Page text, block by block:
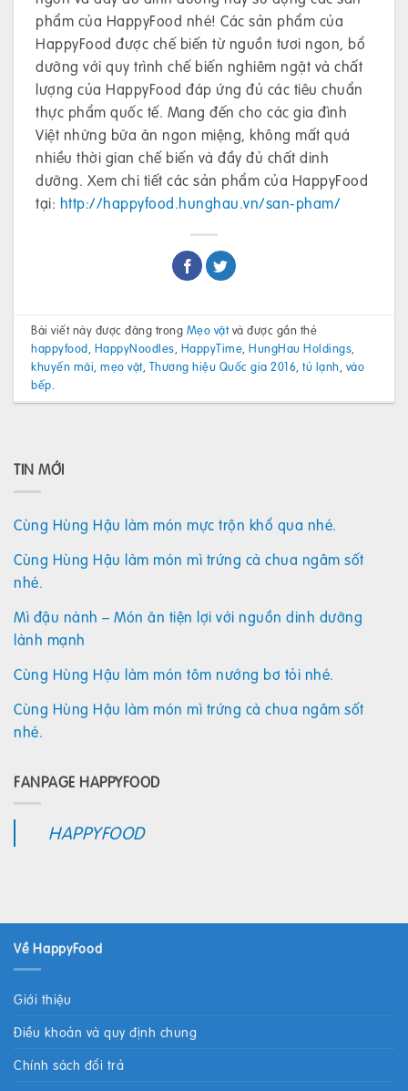
phẩm của HappyFood nhé! Các sản phẩm của
HappyFood được chế biến từ nguồn tươi ngon, bổ
dưỡng với quy trình chế biến nghiêm ngặt và chất
lượng của HappyFood đáp ứng đủ các tiêu chuẩn
thực phẩm quốc tế. Mang đến cho các gia đình
Việt những bữa ăn ngon miệng, không mất quá
nhiều thời gian chế biến và đầy đủ chất dinh
dưỡng. Xem chi tiết các sản phẩm của HappyFood
tại: http://happyfood.hunghau.vn/san-pham/
Bài viết này được đăng trong Mẹo vặtvà được gắn thẻ
happyfood, HappyNoodles, HappyTime,HungHau Holdings,
khuyến mãi,mẹo vặt, Thương hiệu Quốc gia 2016,tủ lạnh, vào
bếp.
TIN MỚI
Cùng Hùng Hậu làm món mực trộn khổ qua nhé.
Cùng Hùng Hậu làm món mì trứng cà chua ngâm sốt
nhé.
Mì đậu nành – Món ăn tiện lợi với nguồn dinh dưỡng
lành mạnh
Cùng Hùng Hậu làm món tôm nướng bơ tỏi nhé.
Cùng Hùng Hậu làm món mì trứng cà chua ngâm sốt
nhé.
FANPAGE HAPPYFOOD
HAPPYFOOD
Về HappyFood
Giới thiệu
Điều khoản và quy định chung
Chính sách đổi trả